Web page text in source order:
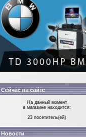
Сейчас на сайте
На данный момент
в магазине находится:
23 посетитель(ей)
Новости